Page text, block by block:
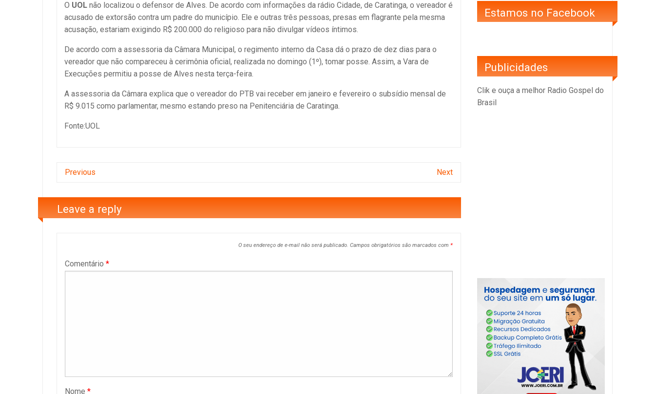
O UOL não localizou o defensor de Alves. De acordo com informações da rádio Cidade, de Caratinga, o vereador é
acusado de extorsão contra um padre do município. Ele e outras três pessoas, presas em flagrante pela mesma
acusação, estariam exigindo R$ 200.000 do religioso para não divulgar vídeos íntimos.
De acordo com a assessoria da Câmara Municipal, o regimento interno da Casa dá o prazo de dez dias para o
vereador que não compareceu à cerimônia oficial, realizada no domingo (1º), tomar posse. Assim, a Vara de
Execuções permitiu a posse de Alves nesta terça-feira.
A assessoria da Câmara explica que o vereador do PTB vai receber em janeiro e fevereiro o subsídio mensal de
R$ 9.015 como parlamentar, mesmo estando preso na Penitenciária de Caratinga.
Fonte:UOL
Previous Next
Leave a reply
O seu endereço de e-mail não será publicado. Campos obrigatórios são marcados com *
Comentário *
Nome *
Estamos no Facebook
Publicidades
Clik e ouça a melhor Radio Gospel do
Brasil